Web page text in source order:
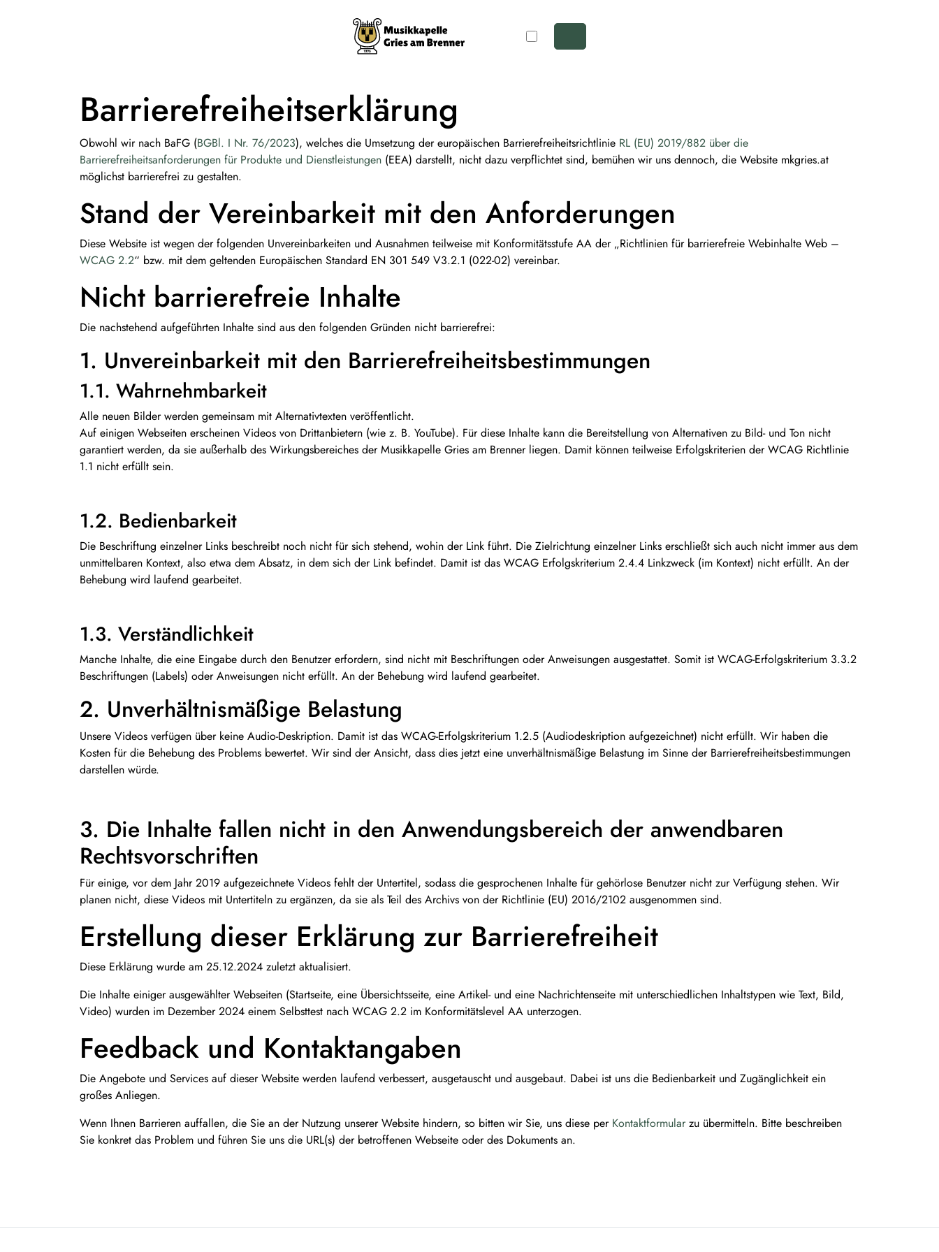
Menu
Barrierefreiheitserklärung
Obwohl wir nach BaFG (BGBl. I Nr. 76/2023), welches die Umsetzung der europäischen Barrierefreiheitsrichtlinie RL (EU) 2019/882 über die
Barrierefreiheitsanforderungen für Produkte und Dienstleistungen (EEA) darstellt, nicht dazu verpflichtet sind, bemühen wir uns dennoch, die Website mkgries.at
möglichst barrierefrei zu gestalten.
Stand der Vereinbarkeit mit den Anforderungen
Diese Website ist wegen der folgenden Unvereinbarkeiten und Ausnahmen teilweise mit Konformitätsstufe AA der „Richtlinien für barrierefreie Webinhalte Web –
WCAG 2.2“ bzw. mit dem geltenden Europäischen Standard EN 301 549 V3.2.1 (022-02) vereinbar.
Nicht barrierefreie Inhalte
Die nachstehend aufgeführten Inhalte sind aus den folgenden Gründen nicht barrierefrei:
1. Unvereinbarkeit mit den Barrierefreiheitsbestimmungen
1.1. Wahrnehmbarkeit
Alle neuen Bilder werden gemeinsam mit Alternativtexten veröffentlicht.
Auf einigen Webseiten erscheinen Videos von Drittanbietern (wie z. B. YouTube). Für diese Inhalte kann die Bereitstellung von Alternativen zu Bild- und Ton nicht
garantiert werden, da sie außerhalb des Wirkungsbereiches der Musikkapelle Gries am Brenner liegen. Damit können teilweise Erfolgskriterien der WCAG Richtlinie
1.1 nicht erfüllt sein.
1.2. Bedienbarkeit
Die Beschriftung einzelner Links beschreibt noch nicht für sich stehend, wohin der Link führt. Die Zielrichtung einzelner Links erschließt sich auch nicht immer aus dem
unmittelbaren Kontext, also etwa dem Absatz, in dem sich der Link befindet. Damit ist das WCAG Erfolgskriterium 2.4.4 Linkzweck (im Kontext) nicht erfüllt. An der
Behebung wird laufend gearbeitet.
1.3. Verständlichkeit
Manche Inhalte, die eine Eingabe durch den Benutzer erfordern, sind nicht mit Beschriftungen oder Anweisungen ausgestattet. Somit ist WCAG-Erfolgskriterium 3.3.2
Beschriftungen (Labels) oder Anweisungen nicht erfüllt. An der Behebung wird laufend gearbeitet.
2. Unverhältnismäßige Belastung
Unsere Videos verfügen über keine Audio-Deskription. Damit ist das WCAG-Erfolgskriterium 1.2.5 (Audiodeskription aufgezeichnet) nicht erfüllt. Wir haben die
Kosten für die Behebung des Problems bewertet. Wir sind der Ansicht, dass dies jetzt eine unverhältnismäßige Belastung im Sinne der Barrierefreiheitsbestimmungen
darstellen würde.
3. Die Inhalte fallen nicht in den Anwendungsbereich der anwendbaren
Rechtsvorschriften
Für einige, vor dem Jahr 2019 aufgezeichnete Videos fehlt der Untertitel, sodass die gesprochenen Inhalte für gehörlose Benutzer nicht zur Verfügung stehen. Wir
planen nicht, diese Videos mit Untertiteln zu ergänzen, da sie als Teil des Archivs von der Richtlinie (EU) 2016/2102 ausgenommen sind.
Erstellung dieser Erklärung zur Barrierefreiheit
Diese Erklärung wurde am 25.12.2024 zuletzt aktualisiert.
Die Inhalte einiger ausgewählter Webseiten (Startseite, eine Übersichtsseite, eine Artikel- und eine Nachrichtenseite mit unterschiedlichen Inhaltstypen wie Text, Bild,
Video) wurden im Dezember 2024 einem Selbsttest nach WCAG 2.2 im Konformitätslevel AA unterzogen.
Feedback und Kontaktangaben
Die Angebote und Services auf dieser Website werden laufend verbessert, ausgetauscht und ausgebaut. Dabei ist uns die Bedienbarkeit und Zugänglichkeit ein
großes Anliegen.
Wenn Ihnen Barrieren auffallen, die Sie an der Nutzung unserer Website hindern, so bitten wir Sie, uns diese per Kontaktformularzu übermitteln. Bitte beschreiben
Sie konkret das Problem und führen Sie uns die URL(s) der betroffenen Webseite oder des Dokuments an.